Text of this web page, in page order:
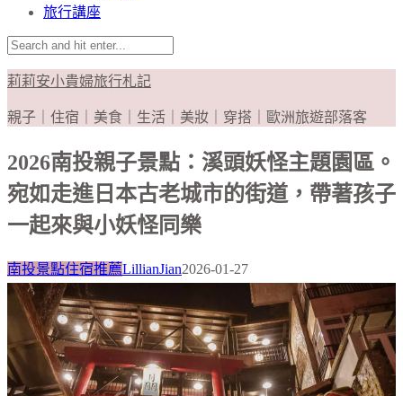
旅行講座
莉莉安小貴婦旅行札記
親子｜住宿｜美食｜生活｜美妝｜穿搭｜歐洲旅遊部落客
2026南投親子景點：溪頭妖怪主題園區。
宛如走進日本古老城市的街道，帶著孩子
一起來與小妖怪同樂
南投景點住宿推薦LillianJian2026-01-27